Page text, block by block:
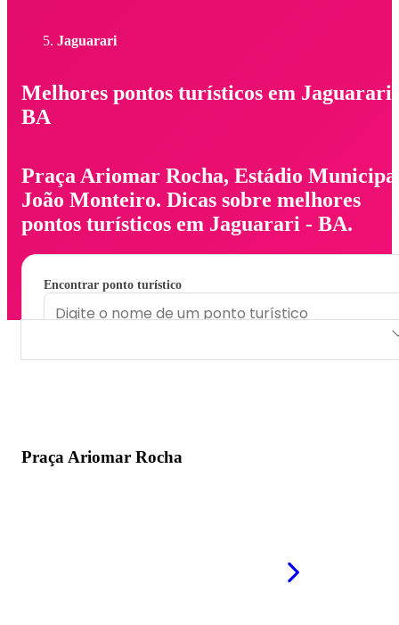
Jaguarari
Melhores pontos turísticos em Jaguarari
BA
Praça Ariomar Rocha, Estádio
João Monteiro. Dicas sobre melhores
pontos turísticos em Jaguarari - BA.
Encontrar ponto turístico
Praça Ariomar Rocha